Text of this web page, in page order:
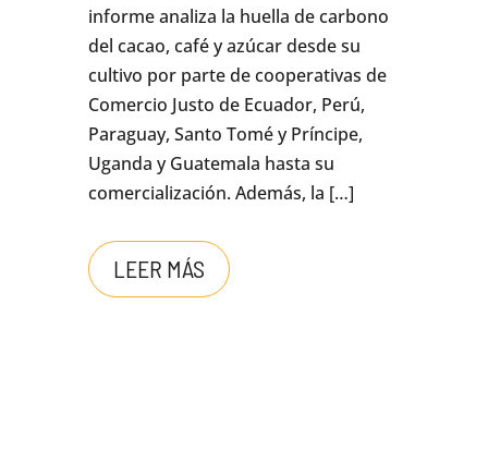
informe analiza la huella de carbono
del cacao, café y azúcar desde su
cultivo por parte de cooperativas de
Comercio Justo de Ecuador, Perú,
Paraguay, Santo Tomé y Príncipe,
Uganda y Guatemala hasta su
comercialización. Además, la […]
LEER MÁS